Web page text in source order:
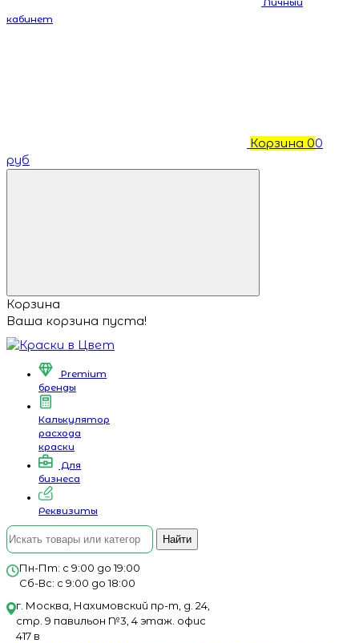
кабинет
Корзина 00
руб
Корзина
Ваша корзина пуста!
Premium
бренды
Калькулятор
расхода
краски
Для
бизнеса
Реквизиты
Найти
Пн-Пт: с 9:00 до 19:00
Сб-Вс: с 9:00 до 18:00
г. Москва, Нахимовский пр-т, д. 24,
стр. 9 павильон №3, 4 этаж. офис
417 в